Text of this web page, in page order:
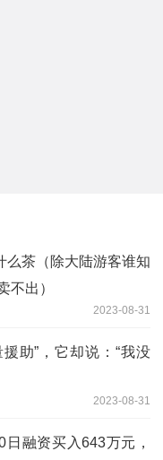
么茶（除大陆游客谁知
不出）
2023-08-31
助”，它却说：“我没
2023-08-31
融资买入643万元，